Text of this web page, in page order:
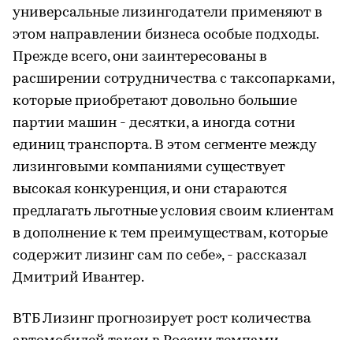
универсальные лизингодатели применяют в
этом направлении бизнеса особые подходы.
Прежде всего, они заинтересованы в
расширении сотрудничества с таксопарками,
которые приобретают довольно большие
партии машин - десятки, а иногда сотни
единиц транспорта. В этом сегменте между
лизинговыми компаниями существует
высокая конкуренция, и они стараются
предлагать льготные условия своим клиентам
в дополнение к тем преимуществам, которые
содержит лизинг сам по себе», - рассказал
Дмитрий Ивантер.
ВТБ Лизинг прогнозирует рост количества